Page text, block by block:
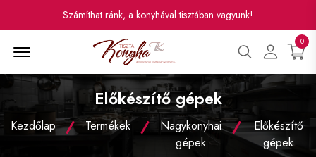
Számíthat ránk, a konyhával tisztában vagyunk!
0
Előkészítő gépek
Kezdőlap Termékek
Nagykonyhai
gépek
Előkészítő
gépek